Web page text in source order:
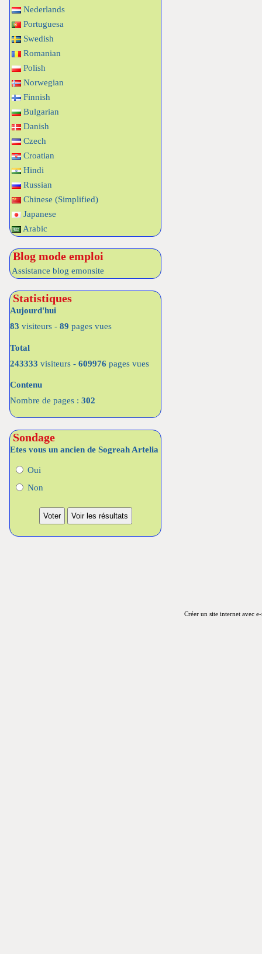
Nederlands
Portuguesa
Swedish
Romanian
Polish
Norwegian
Finnish
Bulgarian
Danish
Czech
Croatian
Hindi
Russian
Chinese (Simplified)
Japanese
Arabic
Blog mode emploi
Assistance blog emonsite
Statistiques
Aujourd'hui
83 visiteurs - 89 pages vues
Total
243333 visiteurs - 609976 pages vues
Contenu
Nombre de pages : 302
Sondage
Etes vous un ancien de Sogreah Artelia
Oui
Non
Créer un site internet avec